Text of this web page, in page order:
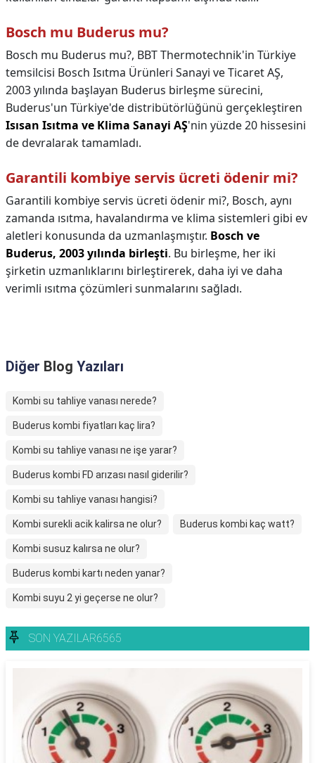
Bosch mu Buderus mu?
Bosch mu Buderus mu?, BBT Thermotechnik'in Türkiye
temsilcisi Bosch Isıtma Ürünleri Sanayi ve Ticaret AŞ,
2003 yılında başlayan Buderus birleşme sürecini,
Buderus'un Türkiye'de distribütörlüğünü gerçekleştiren
Isısan Isıtma ve Klima Sanayi AŞ'nin yüzde 20 hissesini
de devralarak tamamladı.
Garantili kombiye servis ücreti ödenir mi?
Garantili kombiye servis ücreti ödenir mi?, Bosch, aynı
zamanda ısıtma, havalandırma ve klima sistemleri gibi ev
aletleri konusunda da uzmanlaşmıştır. Bosch ve
Buderus, 2003 yılında birleşti. Bu birleşme, her iki
şirketin uzmanlıklarını birleştirerek, daha iyi ve daha
verimli ısıtma çözümleri sunmalarını sağladı.
Diğer Blog Yazıları
Kombi su tahliye vanası nerede?
Buderus kombi fiyatları kaç lira?
Kombi su tahliye vanası ne işe yarar?
Buderus kombi FD arızası nasıl giderilir?
Kombi su tahliye vanası hangisi?
Kombi surekli acik kalirsa ne olur? Buderus kombi kaç watt?
Kombi susuz kalırsa ne olur?
Buderus kombi kartı neden yanar?
Kombi suyu 2 yi geçerse ne olur?
SON YAZILAR6565